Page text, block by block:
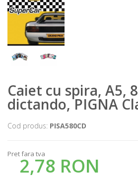
Caiet cu spira, A5,
dictando, PIGNA
Cod produs: PISA580CD
Pret fara tva
2,78 RON